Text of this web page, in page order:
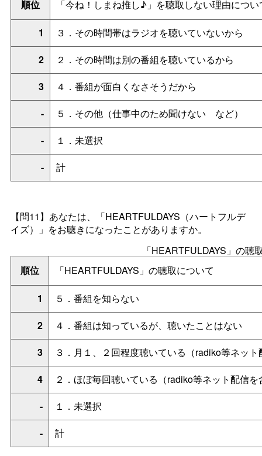
順位
「今ね！しまね推し♪」を聴取しない理由につい
1
３．その時間帯はラジオを聴いていないから
2
２．その時間は別の番組を聴いているから
3
４．番組が面白くなさそうだから
-
５．その他（仕事中のため聞けない など）
-
１．未選択
-
計
【問11】あなたは、「HEARTFULDAYS（ハートフルデ
イズ）」をお聴きになったことがありますか。
「HEARTFULDAYS」の聴
順位
「HEARTFULDAYS」の聴取について
1
５．番組を知らない
2
４．番組は知っているが、聴いたことはない
3
３．月１、２回程度聴いている（radiko等ネッ
4
２．ほぼ毎回聴いている（radiko等ネット配信を
-
１．未選択
-
計